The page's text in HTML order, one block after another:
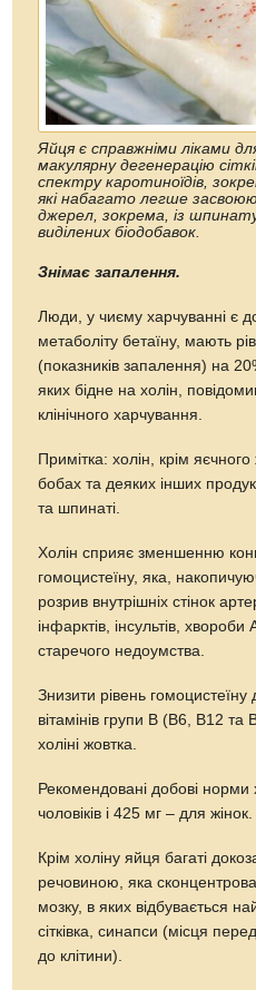
Яйця є справжніми ліками
макулярну дегенерацію
спектру каротиноїдів,
які набагато легше
джерел, зокрема, із
виділених біодобавок.
Знімає запалення.
Люди, у чиєму харчуванні є
метаболіту бетаїну, мають
(показників запалення) на
яких бідне на холін,
клінічного харчування.
Примітка: холін, крім
бобах та деяких інших
та шпинаті.
Холін сприяє зменшенню
гомоцистеїну, яка,
розрив внутрішніх стінок
інфарктів, інсультів,
старечого недоумства.
Знизити рівень
вітамінів групи В (В6, В12 та
холіні жовтка.
Рекомендовані добові
чоловіків і 425 мг – для жінок.
Крім холіну яйця багаті
речовиною, яка
мозку, в яких відбувається
сітківка, синапси (місця
до клітини).